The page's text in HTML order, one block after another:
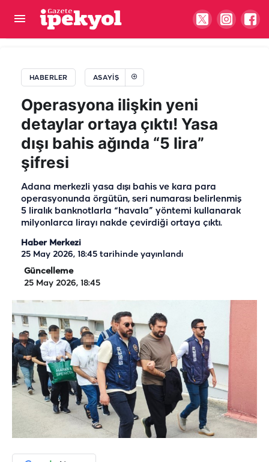
HABERLER ASAYIŞ
Operasyona ilişkin yeni
detaylar ortaya çıktı! Yasa
dışı bahis ağında “5 lira”
şifresi
Adana merkezli yasa dışı bahis ve kara para
operasyonunda örgütün, seri numarası belirlenmiş
5 liralık banknotlarla “havala” yöntemi kullanarak
milyonlarca lirayı nakde çevirdiği ortaya çıktı.
Haber Merkezi
25 May 2026, 18:45 tarihinde yayınlandı
Güncelleme
25 May 2026, 18:45
Bu kez Şanlıurfa değil, Malatya! Tartışma traktörlü